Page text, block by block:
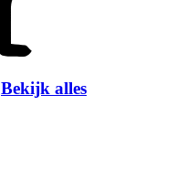
Bekijk alles